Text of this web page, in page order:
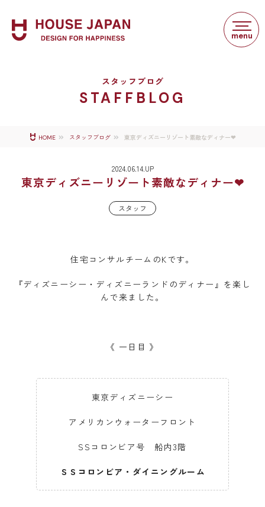
スタッフブログ
STAFFBLOG
HOME スタッフブログ 東京ディズニーリゾート素敵なディナー❤
2024.06.14.UP
東京ディズニーリゾート素敵なディナー❤
スタッフ
住宅コンサルチームのKです。
『ディズニーシー・ディズニーランドのディナー』を楽し
んで来ました。
《 一日目 》
東京ディズニーシー
アメリカンウォーターフロント
SSコロンビア号 船内3階
ＳＳコロンビア・ダイニングルーム